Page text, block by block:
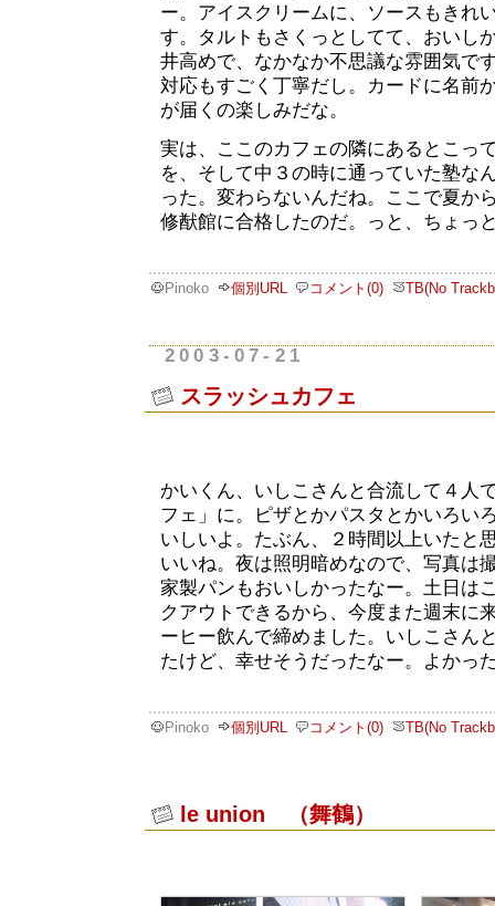
ー。アイスクリームに、ソースもきれ
す。タルトもさくっとしてて、おいし
井高めで、なかなか不思議な雰囲気で
対応もすごく丁寧だし。カードに名前
が届くの楽しみだな。
実は、ここのカフェの隣にあるとこっ
を、そして中３の時に通っていた塾な
った。変わらないんだね。ここで夏か
修猷館に合格したのだ。っと、ちょっ
Pinoko 個別URL コメント(0) TB(No
2003-07-21
スラッシュカフェ
かいくん、いしこさんと合流して４人
フェ」に。ピザとかパスタとかいろい
いしいよ。たぶん、２時間以上いたと
いいね。夜は照明暗めなので、写真は
家製パンもおいしかったなー。土日は
クアウトできるから、今度また週末に
ーヒー飲んで締めました。いしこさん
たけど、幸せそうだったなー。よかっ
Pinoko 個別URL コメント(0) TB(No
le union （舞鶴）